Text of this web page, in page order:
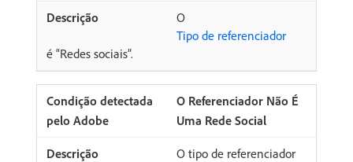
O
Tipo de referenciador
é “Redes sociais”.
O Referenciador Não É
Uma Rede Social
O tipo de referenciador